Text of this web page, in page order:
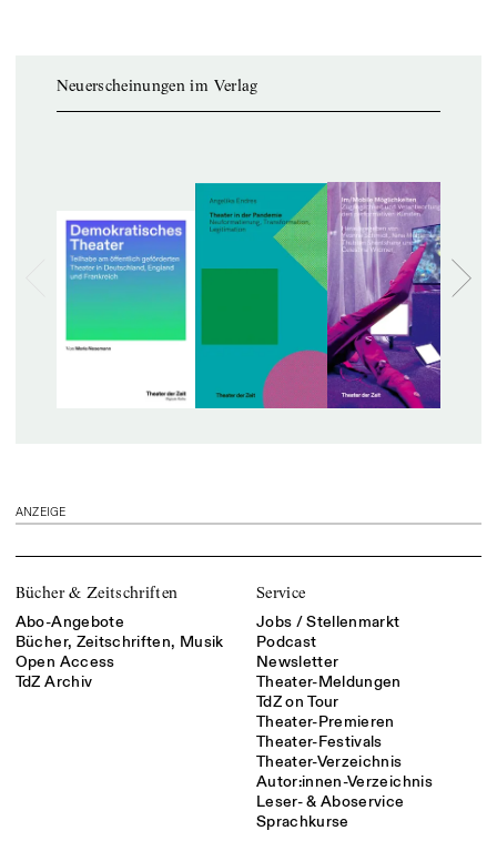
Neuerscheinungen im Verlag
ANZEIGE
Bücher & Zeitschriften
Abo-Angebote
Bücher, Zeitschriften, Musik
Open Access
TdZ Archiv
Service
Jobs / Stellenmarkt
Podcast
Newsletter
Theater-Meldungen
TdZ on Tour
Theater-Premieren
Theater-Festivals
Theater-Verzeichnis
Autor:innen-Verzeichnis
Leser- & Aboservice
Sprachkurse